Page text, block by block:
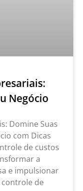
Negócio
Domine Suas
com Dicas
de custos
a
e impulsionar
de